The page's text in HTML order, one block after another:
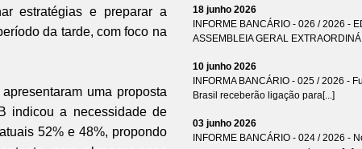
estratégias e preparar a
da tarde, com foco na
uma proposta
indicou a necessidade de
52% e 48%, propondo
18 junho 2026
INFORME BANCÁRIO - 026 / 2026 -
ASSEMBLEIA GERAL
10 junho 2026
INFORMA BANCÁRIO - 025 / 2026 -
Brasil receberão ligação para[...]
03 junho 2026
INFORME BANCÁRIO - 024 / 2026 -